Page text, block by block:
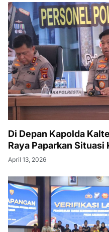
Di Depan Kapolda
Raya Paparkan Situasi
April 13, 2026